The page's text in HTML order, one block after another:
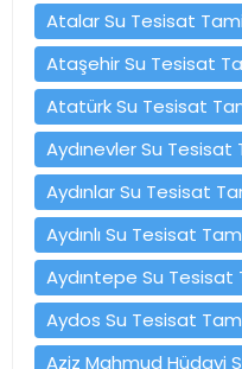
Atalar Su Tesisat
Ataşehir Su Tesisat
Atatürk Su Tesisat
Aydınevler Su Tesisat
Aydınlar Su Tesisat
Aydınlı Su Tesisat
Aydıntepe Su Tesisat
Aydos Su Tesisat
Aziz Mahmud Hüdayi